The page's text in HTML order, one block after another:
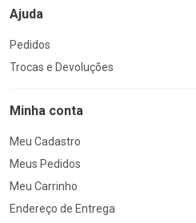
Ajuda
Pedidos
Trocas e Devoluções
Minha conta
Meu Cadastro
Meus Pedidos
Meu Carrinho
Endereço de Entrega